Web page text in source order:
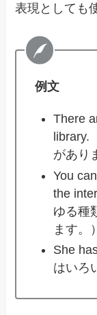
表現としても
例文
There
library.
があり
You
the
ゆる種
ます。）
She
はいろ